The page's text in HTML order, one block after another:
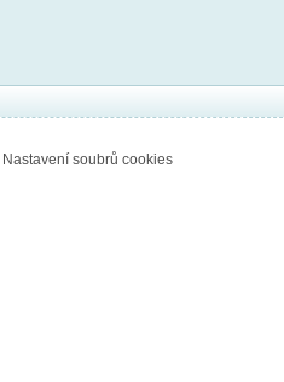
Nastavení soubrů cookies